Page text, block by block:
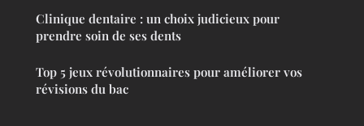
Clinique dentaire : un choix judicieux pour
prendre soin de ses dents
Top 5 jeux révolutionnaires pour améliorer vos
révisions du bac